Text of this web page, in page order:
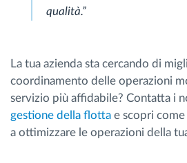
qualità.”
La tua azienda sta cercando di
coordinamento delle operazioni
servizio più affidabile? Contatta i
gestione della flotta e scopri
a ottimizzare le operazioni della